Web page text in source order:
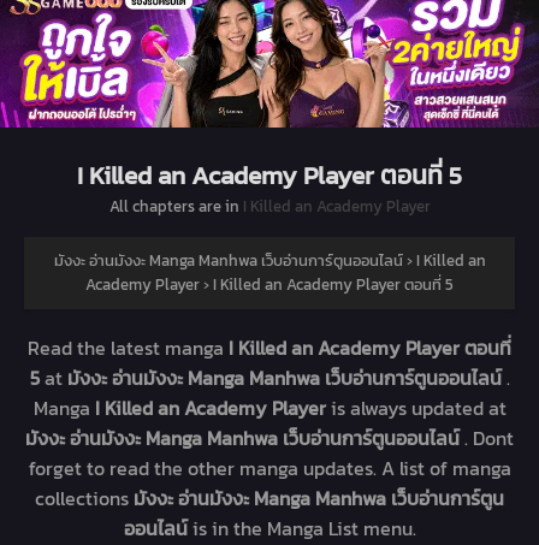
I Killed an Academy Player ตอนที่ 5
All chapters are in I Killed an Academy Player
มังงะ อ่านมังงะ Manga Manhwa เว็บอ่านการ์ตูนออนไลน์› I Killed an
Academy Player› I Killed an Academy Player ตอนที่ 5
Read the latest manga I Killed an Academy Player ตอนที่
5at มังงะ อ่านมังงะ Manga Manhwa เว็บอ่านการ์ตูนออนไลน์.
Manga I Killed an Academy Playeris always updated at
มังงะ อ่านมังงะ Manga Manhwa เว็บอ่านการ์ตูนออนไลน์. Dont
forget to read the other manga updates. A list of manga
collections มังงะ อ่านมังงะ Manga Manhwa เว็บอ่านการ์ตูน
ออนไลน์is in the Manga List menu.